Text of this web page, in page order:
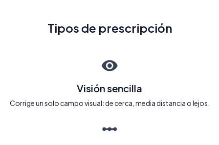
Tipos de prescripción
Visión sencilla
Corrige un solo campo visual: de cerca, media distancia o lejos.